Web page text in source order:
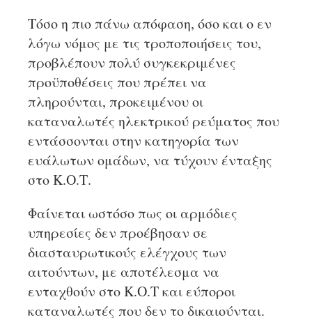
Τόσο η πιο πάνω απόφαση, όσο και ο εν
λόγω νόμος με τις τροποποιήσεις του,
προβλέπουν πολύ συγκεκριμένες
προϋποθέσεις που πρέπει να
πληρούνται, προκειμένου οι
καταναλωτές ηλεκτρικού ρεύματος που
εντάσσονται στην κατηγορία των
ευάλωτων ομάδων, να τύχουν ένταξης
στο Κ.Ο.Τ.
Φαίνεται ωστόσο πως οι αρμόδιες
υπηρεσίες δεν προέβησαν σε
διασταυρωτικούς ελέγχους των
αιτούντων, με αποτέλεσμα να
ενταχθούν στο Κ.Ο.Τ και εύποροι
καταναλωτές που δεν το δικαιούνται.